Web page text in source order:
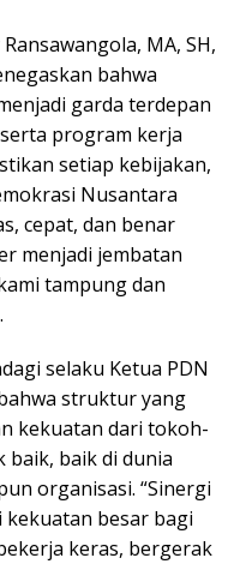
MA, SH,
bahwa
garda terdepan
program kerja
setiap kebijakan,
Nusantara
cepat, dan benar
menjadi jembatan
tampung dan
selaku Ketua PDN
struktur yang
kekuatan dari tokoh-
baik, baik di dunia
organisasi. “Sinergi
besar bagi
keras, bergerak